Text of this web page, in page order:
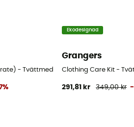
- Tvättmedel
Ekodesignad
Grangers
Clothing Care Kit -
291,81 kr 349,00 kr -